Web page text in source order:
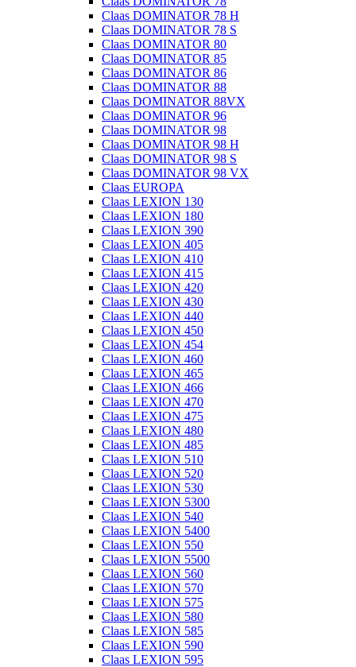
Claas DOMINATOR 78 H
Claas DOMINATOR 78 S
Claas DOMINATOR 80
Claas DOMINATOR 85
Claas DOMINATOR 86
Claas DOMINATOR 88
Claas DOMINATOR 88VX
Claas DOMINATOR 96
Claas DOMINATOR 98
Claas DOMINATOR 98 H
Claas DOMINATOR 98 S
Claas DOMINATOR 98 VX
Claas EUROPA
Claas LEXION 130
Claas LEXION 180
Claas LEXION 390
Claas LEXION 405
Claas LEXION 410
Claas LEXION 415
Claas LEXION 420
Claas LEXION 430
Claas LEXION 440
Claas LEXION 450
Claas LEXION 454
Claas LEXION 460
Claas LEXION 465
Claas LEXION 466
Claas LEXION 470
Claas LEXION 475
Claas LEXION 480
Claas LEXION 485
Claas LEXION 510
Claas LEXION 520
Claas LEXION 530
Claas LEXION 5300
Claas LEXION 540
Claas LEXION 5400
Claas LEXION 550
Claas LEXION 5500
Claas LEXION 560
Claas LEXION 570
Claas LEXION 575
Claas LEXION 580
Claas LEXION 585
Claas LEXION 590
Claas LEXION 595